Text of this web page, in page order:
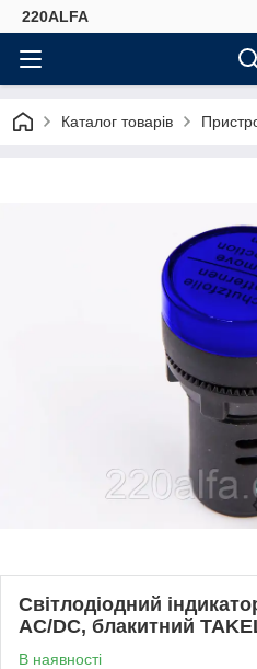
220ALFA
Каталог товарів
Світлодіодний
АC/DC, блакитний
В наявності